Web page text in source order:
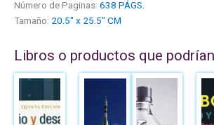
Número de Paginas: 638 PÁGS.
Tamaño: 20.5" x 25.5" CM
Libros o productos que